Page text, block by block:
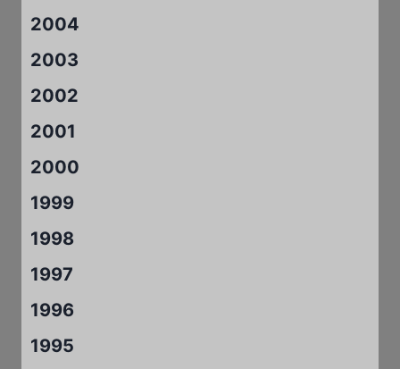
2004
2003
2002
2001
2000
1999
1998
1997
1996
1995